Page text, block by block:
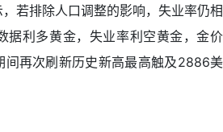
若排除人口调整的影响，失业率仍相
据利多黄金，失业率利空黄金，金价
间再次刷新历史新高最高触及2886美